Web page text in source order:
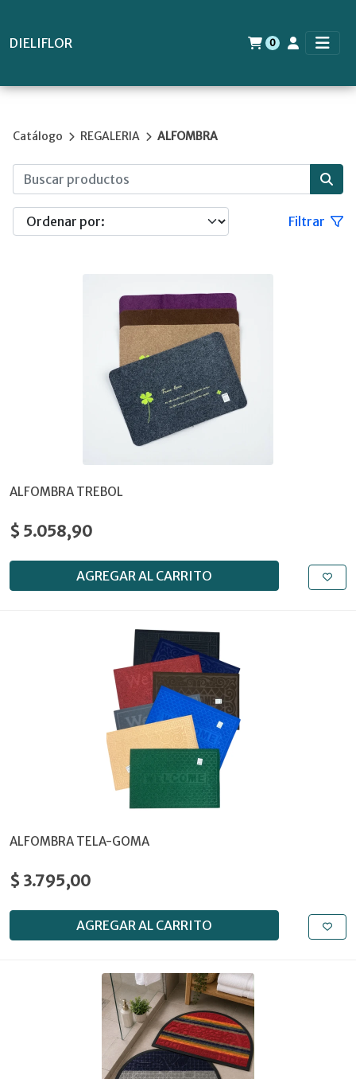
DIELIFLOR 0
Catálogo REGALERIA ALFOMBRA
Filtrar
ALFOMBRA TREBOL
$ 5.058,90
AGREGAR AL CARRITO
ALFOMBRA TELA-GOMA
$ 3.795,00
AGREGAR AL CARRITO